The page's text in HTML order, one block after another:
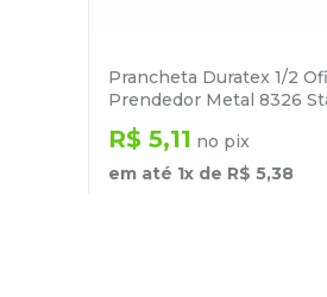
Prancheta Duratex 1/2
Prendedor Metal 8326
R$ 5,11 no pix
em até 1x de R$ 5,38